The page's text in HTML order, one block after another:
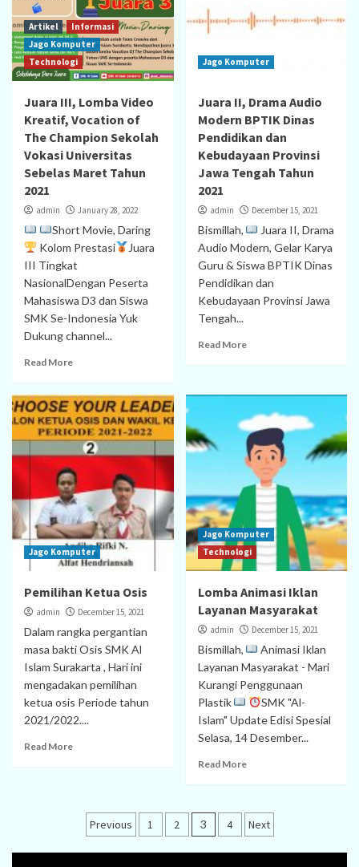
Artikel
Informasi
Jago Komputer
Technologi
Juara III, Lomba Video
Kreatif, Vocation of
The Champion Sekolah
Vokasi Universitas
Sebelas Maret Tahun
2021
admin January 28, 2022
Short Movie, Daring
Kolom Prestasi
Juara
III Tingkat
NasionalDengan Peserta
Mahasiswa D3 dan Siswa
SMK Se-Indonesia Yuk
Dukung channel...
Read More
Jago Komputer
Juara II, Drama Audio
Modern BPTIK Dinas
Pendidikan dan
Kebudayaan Provinsi
Jawa Tengah Tahun
2021
admin December 15, 2021
Bismillah,
Juara II, Drama
Audio Modern, Gelar Karya
Guru & Siswa BPTIK Dinas
Pendidikan dan
Kebudayaan Provinsi Jawa
Tengah...
Read More
Jago Komputer
Pemilihan Ketua Osis
admin December 15, 2021
Dalam rangka pergantian
masa bakti Osis SMK Al
Islam Surakarta , Hari ini
mengadakan pemilihan
ketua osis Periode tahun
2021/2022....
Read More
Jago Komputer
Technologi
Lomba Animasi Iklan
Layanan Masyarakat
admin December 15, 2021
Bismillah,
Animasi Iklan
Layanan Masyarakat - Mari
Kurangi Penggunaan
Plastik
SMK "Al-
Islam" Update Edisi Spesial
Selasa, 14 Desember...
Read More
Posts
pagination
Previous 1 2 3 4 Next